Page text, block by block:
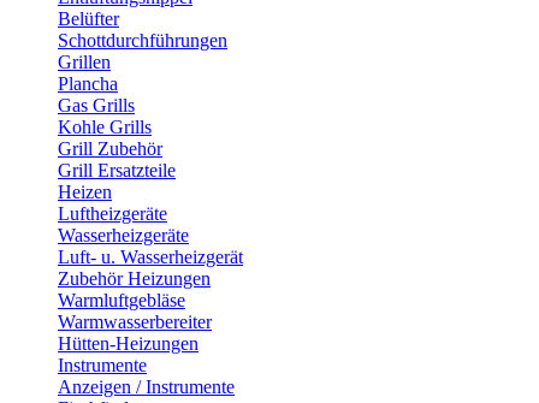
Belüfter
Schottdurchführungen
Grillen
Plancha
Gas Grills
Kohle Grills
Grill Zubehör
Grill Ersatzteile
Heizen
Luftheizgeräte
Wasserheizgeräte
Luft- u. Wasserheizgerät
Zubehör Heizungen
Warmluftgebläse
Warmwasserbereiter
Hütten-Heizungen
Instrumente
Anzeigen / Instrumente